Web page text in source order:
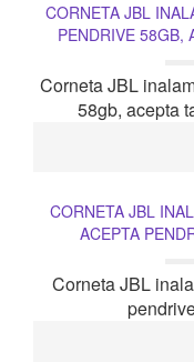
CORNETA JBL
PENDRIVE 58GB,
Corneta JBL
58gb, acepta
CORNETA JBL
ACEPTA
Corneta JBL